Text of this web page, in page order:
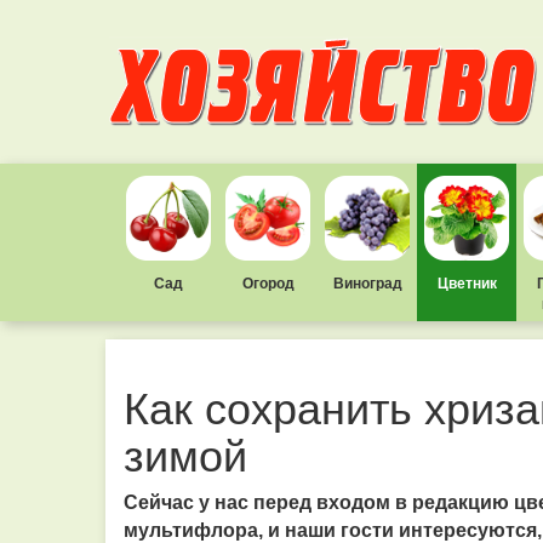
Сад Огород Виноград Цветник
Как сохранить
зимой
Сейчас у нас перед входом в редакцию
мультифлора, и наши гости